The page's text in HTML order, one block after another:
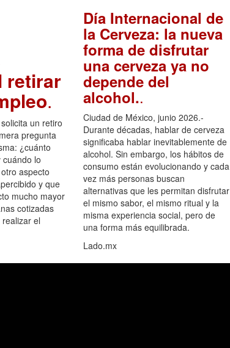
retirar
.
un retiro
pregunta
¿cuánto
lo
aspecto
y que
mucho mayor
cotizadas
el
Día Internacional de
la Cerveza: la nueva
forma de disfrutar
una cerveza ya no
depende del
alcohol..
Ciudad de México, junio 2026.-
Durante décadas, hablar de cerveza
significaba hablar inevitablemente de
alcohol. Sin embargo, los hábitos de
consumo están evolucionando y cada
vez más personas buscan
alternativas que les permitan disfrutar
el mismo sabor, el mismo ritual y la
misma experiencia social, pero de
una forma más equilibrada.
Lado.mx